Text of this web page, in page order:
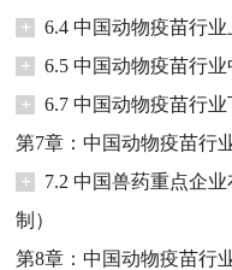
+
6.4 中国动物疫苗行
+
6.5 中国动物疫苗行
+
6.7 中国动物疫苗行
第7章：中国动物疫苗行
+
7.2 中国兽药重点企
制）
第8章：中国动物疫苗行